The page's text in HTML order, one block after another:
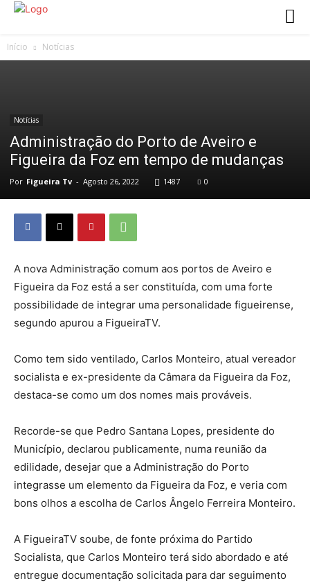
Início Notícias
Notícias
Administração do Porto de Aveiro e
Figueira da Foz em tempo de mudanças
Por Figueira Tv - Agosto 26, 2022 1487 0
A nova Administração comum aos portos de Aveiro e
Figueira da Foz está a ser constituída, com uma forte
possibilidade de integrar uma personalidade figueirense,
segundo apurou a FigueiraTV.
Como tem sido ventilado, Carlos Monteiro, atual vereador
socialista e ex-presidente da Câmara da Figueira da Foz,
destaca-se como um dos nomes mais prováveis.
Recorde-se que Pedro Santana Lopes, presidente do
Município, declarou publicamente, numa reunião da
edilidade, desejar que a Administração do Porto
integrasse um elemento da Figueira da Foz, e veria com
bons olhos a escolha de Carlos Ângelo Ferreira Monteiro.
A FigueiraTV soube, de fonte próxima do Partido
Socialista, que Carlos Monteiro terá sido abordado e até
entregue documentação solicitada para dar seguimento